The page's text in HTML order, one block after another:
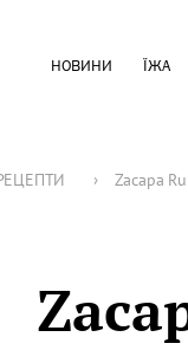
НОВИНИ ЇЖА
› Zacapa